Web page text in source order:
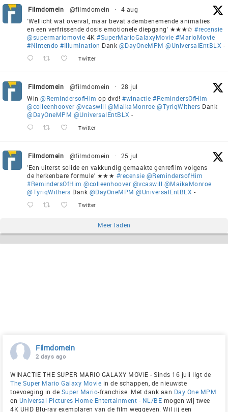
Filmdomein @filmdomein ·
4 aug
'Wellicht wat overval, maar bevat adembenemende animaties
en een verfrissende dosis emotionele diepgang' ★★★✩ #recensie
@supermariomovie 4K #SuperMarioGalaxyMovie #MarioMovie
#Nintendo #Illumination Dank @DayOneMPM @UniversalEntBLX -
Twitter
Filmdomein @filmdomein ·
28 jul
Win @RemindersofHim op dvd! #winactie #RemindersOfHim
@colleenhoover @vcaswill @MaikaMonroe @TyriqWithers Dank
@DayOneMPM @UniversalEntBLX -
Twitter
Filmdomein @filmdomein ·
25 jul
'Een uiterst solide en vakkundig gemaakte genrefilm volgens
de herkenbare formule' ★★★ #recensie @RemindersofHim
#RemindersOfHim @colleenhoover @vcaswill @MaikaMonroe
@TyriqWithers Dank @DayOneMPM @UniversalEntBLX -
Twitter
Meer laden
Filmdomein
2 days ago
WINACTIE THE SUPER MARIO GALAXY MOVIE - Sinds 16 juli ligt de
The Super Mario Galaxy Movie in de schappen, de nieuwste
toevoeging in de Super Mario-franchise. Met dank aan Day One MPM
en Universal Pictures Home Entertainment - NL/BE mogen wij twee
4K UHD Blu-ray exemplaren van de film weggeven. Wil jij een